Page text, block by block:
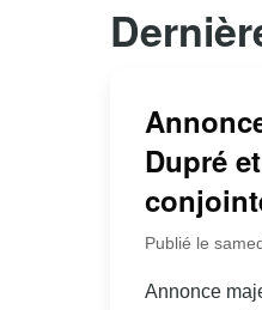
Dupré
Publié le
Annonce